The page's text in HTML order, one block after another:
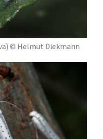
© Helmut Diekmann